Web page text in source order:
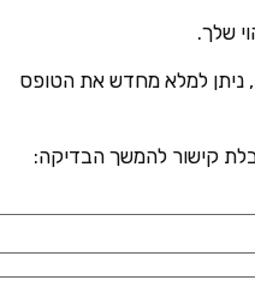
שלך.
ניתן למלא מחדש את הטופס
קישור להמשך הבדיקה: